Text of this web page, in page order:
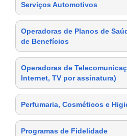
Serviços Automotivos
Operadoras de Planos de
de Benefícios
Operadoras de
Internet, TV por assinatura)
Perfumaria, Cosméticos e
Programas de Fidelidade